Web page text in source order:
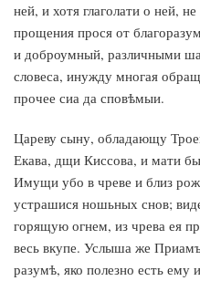
ней, и хотя глаголати о ней,
прощения прося от
и доброумный, различными
словеса, инужду многая
прочее сиа да сповѣмыи.
Цареву сыну, обладающу
Екава, дщи Киссова, и мати
Имущи убо в чреве и близ
устрашися ношьных снов;
горящую огнем, из чрева ея
весь вкупе. Услыша же
разумѣ, яко полезно есть